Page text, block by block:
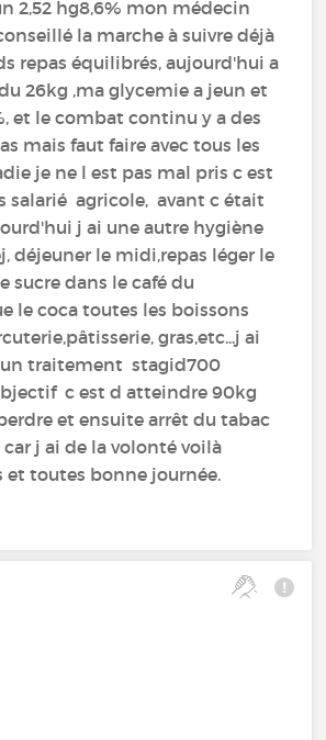
2,52 hg8,6% mon médecin
la marche à suivre déjà
repas équilibrés, aujourd'hui a
26kg ,ma glycemie a jeun et
et le combat continu y a des
mais faut faire avec tous les
je ne l est pas mal pris c est
salarié agricole, avant c était
j ai une autre hygiène
déjeuner le midi,repas léger le
sucre dans le café du
le coca toutes les boissons
gras,etc...j ai
traitement stagid700
c est d atteindre 90kg
et ensuite arrêt du tabac
j ai de la volonté voilà
et toutes bonne journée.